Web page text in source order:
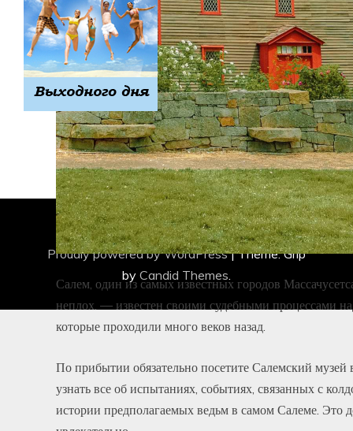
Салем, один из самых известных городов
неплох. — известен своими судебными процессами
которые проходили много веков назад.
По прибытии обязательно посетите Салемский музей
узнать все об испытаниях, событиях, связанных с
истории предполагаемых ведьм в самом Салеме. Это
Все права защищены 2020.
Proudly powered by WordPress|Theme: Grip
by Candid Themes